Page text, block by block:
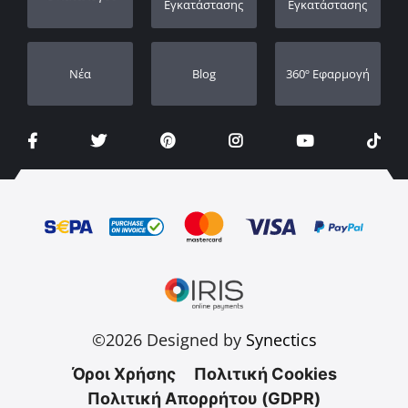
Εγκατάστασης
Εγκατάστασης
Νέα Blog 360º Εφαρμογή
©2026 Designed by Synectics
Όροι Χρήσης
Πολιτική Cookies
Πολιτική Απορρήτου (GDPR)